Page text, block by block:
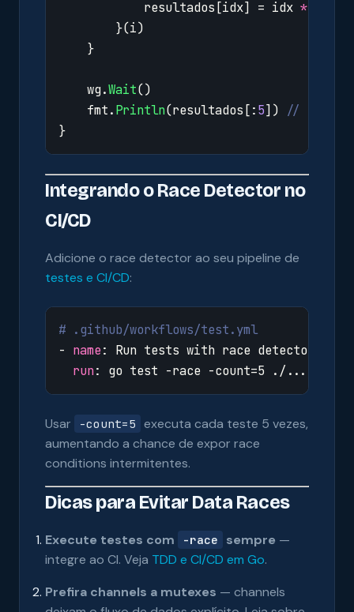
resultados [idx] = idx *
}(i)
}
wg.Wait()
fmt.Println(resultados [:5])
// [0 2 4
}
Integrando o Race Detector no
CI/CD
Adicione o race detector ao seu pipeline de
testes e CI/CD:
# .github/workflows/test.yml
- name:
Run tests with race detector
run: go test -race -count=5 ./...
Usar -count=5 executa cada teste 5 vezes,
aumentando a chance de expor race
conditions intermitentes.
Dicas para Evitar Data Races
Execute testes com -race sempre —
integre ao CI. Veja TDD e CI/CD em Go.
Prefira channels a mutexes — channels